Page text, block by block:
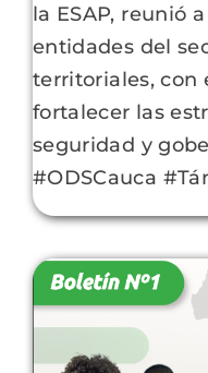
la ESAP, reunió
entidades del
territoriales, con
fortalecer las
seguridad y
#ODSCauca